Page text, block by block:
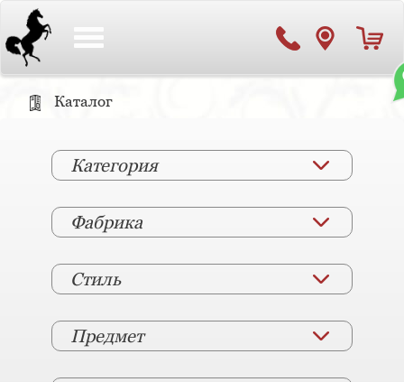
Каталог
Категория
Фабрика
Стиль
Предмет